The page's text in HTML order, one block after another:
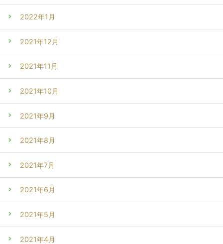
2022年1月
2021年12月
2021年11月
2021年10月
2021年9月
2021年8月
2021年7月
2021年6月
2021年5月
2021年4月